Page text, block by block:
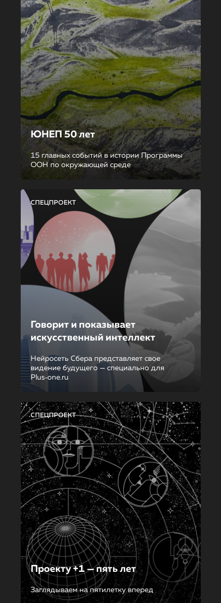
ЮНЕП 50 лет
15 главных событий в истории Программы
ООН по окружающей среде
СПЕЦПРОЕКТ
Говорит и показывает
искусственный интеллект
Нейросеть Сбера представляет свое
видение будущего — специально для
Plus‑one.ru
СПЕЦПРОЕКТ
Проекту +1 — пять лет
Заглядываем на пятилетку вперед